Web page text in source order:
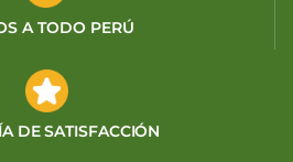
A TODO PERÚ
DE SATISFACCIÓN